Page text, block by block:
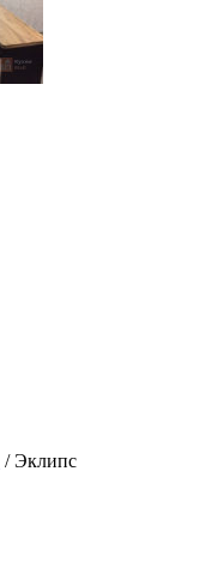
/ Эклипс